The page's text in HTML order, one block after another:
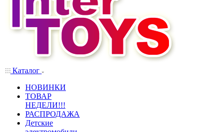
Каталог
НОВИНКИ
ТОВАР
НЕДЕЛИ!!!
РАСПРОДАЖА
Детские